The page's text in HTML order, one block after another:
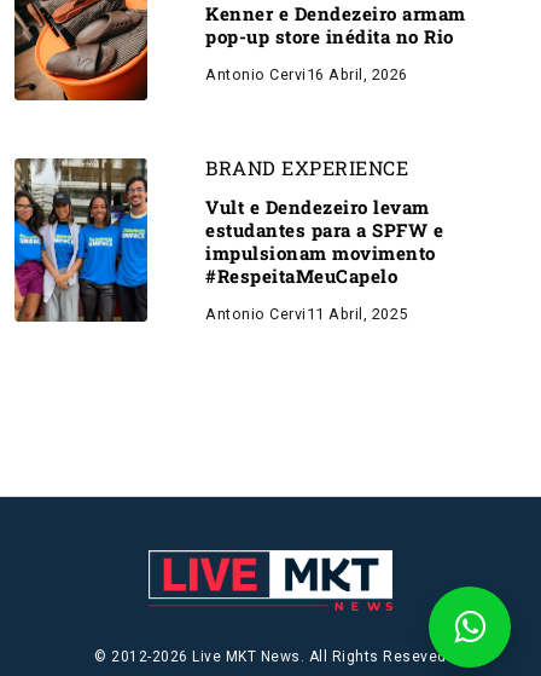
Kenner e Dendezeiro armam
pop-up store inédita no Rio
Antonio Cervi 16 Abril, 2026
BRAND EXPERIENCE
Vult e Dendezeiro levam
estudantes para a SPFW e
impulsionam movimento
#RespeitaMeuCapelo
Antonio Cervi 11 Abril, 2025
© 2012-2026 Live MKT News. All Rights Reseved